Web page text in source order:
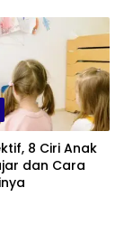
8 Ciri Anak
dan Cara